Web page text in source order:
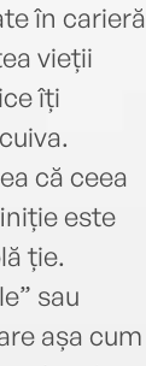
în carieră
vieții
îți
că ceea
este
ție.
sau
așa cum